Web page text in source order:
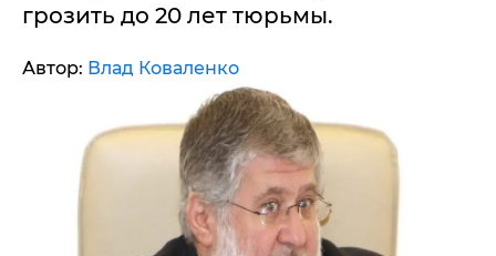
грозить до 20 лет тюрьмы.
Автор: Влад Коваленко